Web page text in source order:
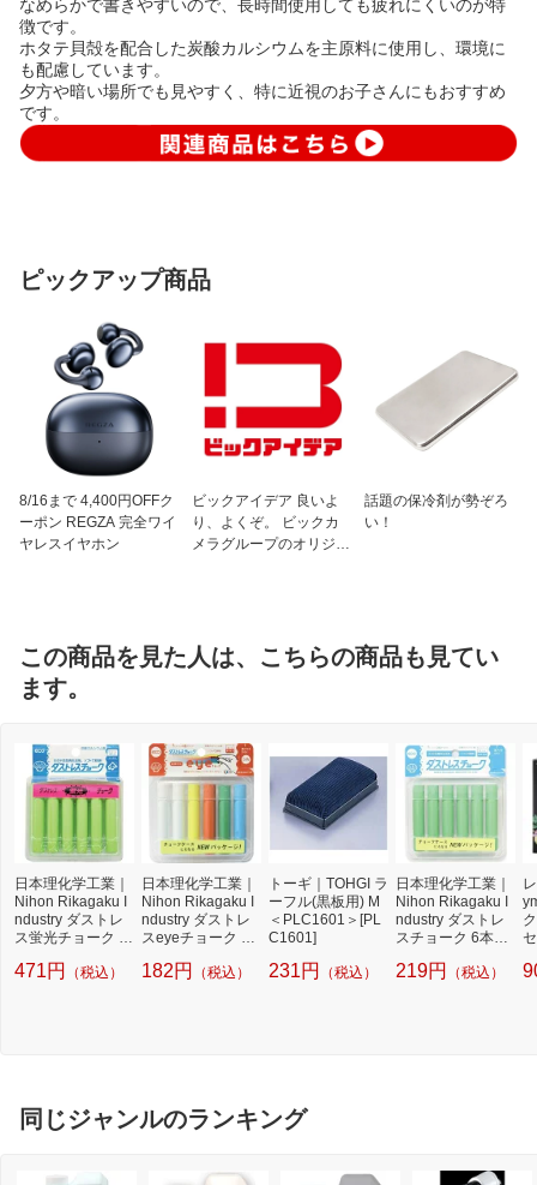
なめらかで書きやすいので、長時間使用しても疲れにくいのが特
徴です。
ホタテ貝殻を配合した炭酸カルシウムを主原料に使用し、環境に
も配慮しています。
夕方や暗い場所でも見やすく、特に近視のお子さんにもおすすめ
です。
ピックアップ商品
8/16まで 4,400円OFFク
ーポン REGZA 完全ワイ
ヤレスイヤホン
ビックアイデア 良いよ
り、よくぞ。 ビックカ
メラグループのオリジナ
話題の保冷剤が勢ぞろ
い！
この商品を見た人は、こちらの商品も見てい
ます。
日本理化学工業｜
Nihon Rikagaku I
ndustry ダストレ
ス蛍光チョーク 6
[PTY4504]
471円 （税込）
日本理化学工業｜
Nihon Rikagaku I
ndustry ダストレ
スeyeチョーク 6
C
182円 （税込）
トーギ｜TOHGI ラ
ーフル(黒板用) M
＜PLC1601＞[PL
C1601]
231円 （税込）
日本理化学工業｜
Nihon Rikagaku I
ndustry ダストレ
スチョーク 6本入
405]
219円 （税込）
同じジャンルのランキング